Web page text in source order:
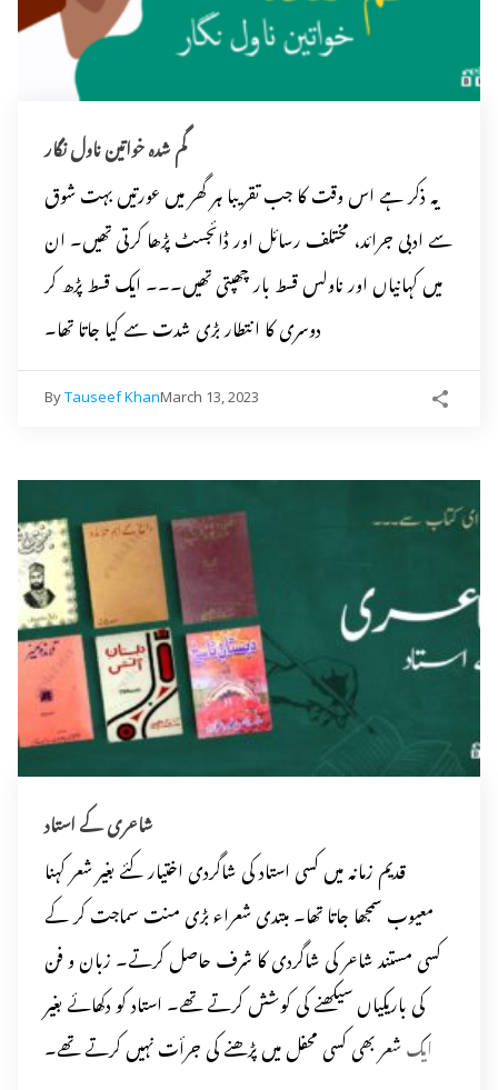
گم شدہ خواتین ناول نگار
یہ ذکر ہے اس وقت کا جب تقریبا ہر گھر میں عورتیں بہت شوق
سے ادبی جرائد، مختلف رسائل اور ڈائجسٹ پڑھا کرتی تھیں۔ ان
میں کہانیاں اور ناولس قسط بار چھپتی تھیں۔۔۔ ایک قسط پڑھ کر
دوسری کا انتطار بڑی شدت سے کیا جاتا تھا۔
ByTauseef KhanMarch 13, 2023
شاعری کے استاد
قدیم زمانہ میں کسی استاد کی شاگردی اختیار کئے بغیر شعر کہنا
معیوب سمجھا جاتا تھا۔ مبتدی شعراء بڑی منت سماجت کر کے
کسی مستند شاعر کی شاگردی کا شرف حاصل کرتے۔ زبان و فن
کی باریکیاں سیکھنے کی کوشش کرتے تھے۔ استاد کو دکھائے بغیر
ایک شعر بھی کسی محفل میں پڑھنے کی جرأت نہیں کرتے تھے۔